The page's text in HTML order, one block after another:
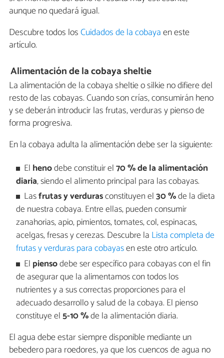
aunque no quedará igual.
Descubre todos losCuidados de la cobayaen este
artículo.
Alimentación de la cobaya sheltie
La alimentación de la cobaya sheltie o silkie no difiere del
resto de las cobayas. Cuando son crías, consumirán heno
y se deberán introducir las frutas, verduras y pienso de
forma progresiva.
En la cobaya adulta la alimentación debe ser la siguiente:
El henodebe constituir el70 % de la alimentación
diaria, siendo el alimento principal para las cobayas.
Lasfrutas y verdurasconstituyen el30 %de la dieta
de nuestra cobaya. Entre ellas, pueden consumir
zanahorias, apio, pimientos, tomates, col, espinacas,
acelgas, fresas y cerezas. Descubre la Lista completa de
frutas y verduras para cobayasen este otro artículo.
El piensodebe ser específico para cobayas con el fin
de asegurar que la alimentamos con todos los
nutrientes y a sus correctas proporciones para el
adecuado desarrollo y salud de la cobaya. El pienso
constituye el5-10 %de la alimentación diaria.
El agua debe estar siempre disponible mediante un
bebedero para roedores, ya que los cuencos de agua no